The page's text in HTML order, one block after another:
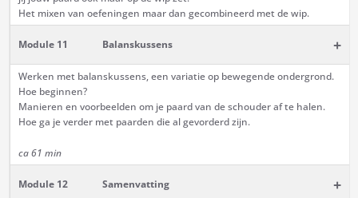
Het mixen van oefeningen maar dan gecombineerd met de wip.
Module 11 Balanskussens +
Werken met balanskussens, een variatie op bewegende ondergrond.
Hoe beginnen?
Manieren en voorbeelden om je paard van de schouder af te halen.
Hoe ga je verder met paarden die al gevorderd zijn.
ca 61 min
Module 12 Samenvatting +